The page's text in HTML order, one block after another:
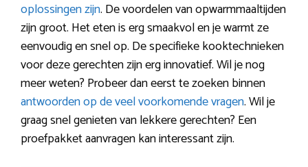
oplossingen zijn. De voordelen van opwarmmaaltijden
zijn groot. Het eten is erg smaakvol en je warmt ze
eenvoudig en snel op. De specifieke kooktechnieken
voor deze gerechten zijn erg innovatief. Wil je nog
meer weten? Probeer dan eerst te zoeken binnen
antwoorden op de veel voorkomende vragen. Wil je
graag snel genieten van lekkere gerechten? Een
proefpakket aanvragen kan interessant zijn.